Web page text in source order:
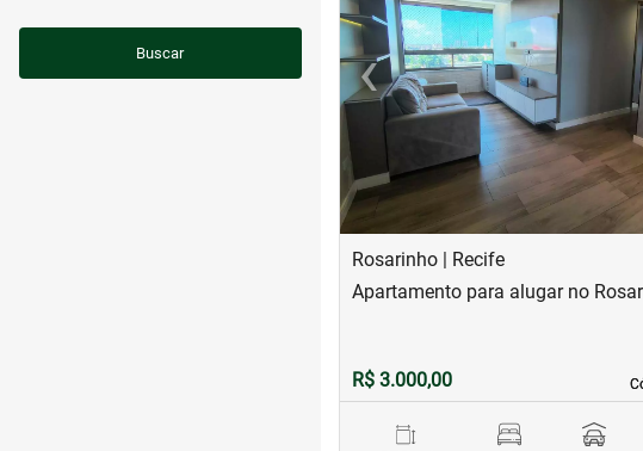
Buscar ‹Previous
Rosarinho | Recife
Apartamento para alugar no
R$ 3.000,00